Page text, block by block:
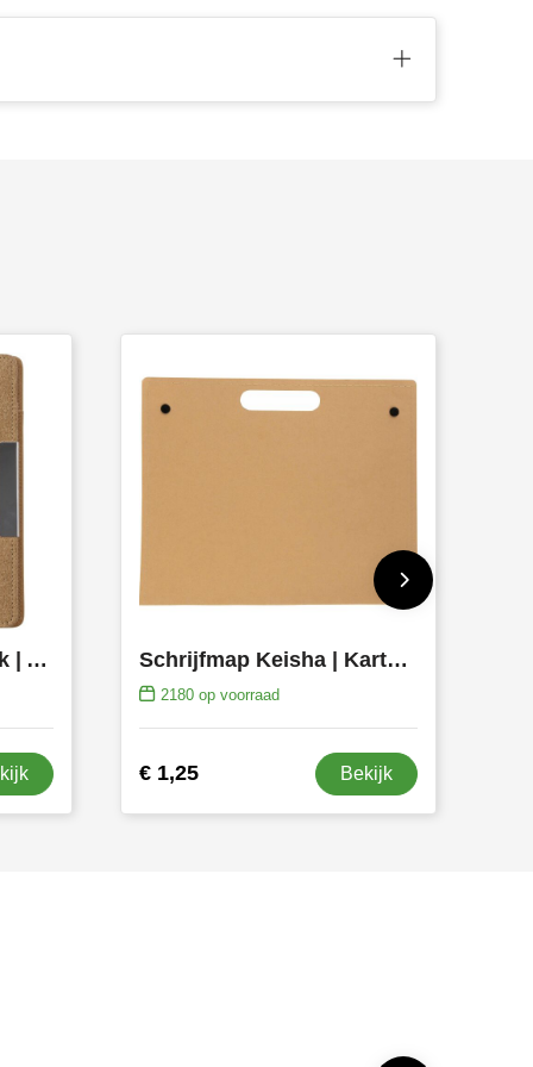
Portfolio Loretta | Kurk | A5 | Elastische bandsluiting Schrijfmap Keisha | Karton | A4
2180 op voorraad
€ 1,25 Bekijk